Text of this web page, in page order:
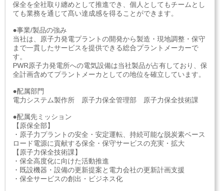
保全を全社取り纏めとして推進でき、個人としてもチームとし
ても業務を通じて髙い達成感を得ることができます。
●事業/製品の強み
当社は、原子力発電プラントの開発から製造・現地調整・保守
まで一貫したサービスを提供できる総合プラントメーカーで
す。
PWR原子力発電所への電気設備は当社製品が占有しており、保
全計画含めてプラントメーカとしての地位を確立しています。
●配属部門
電力システム製作所 原子力保全管理部 原子力保全技術課
●配属先ミッション
【原保全部】
・原子力プラントの安全・安定運転、持続可能な脱炭素ベース
ロード電源に貢献する保全・保守サービスの充実・拡大
【原子力保全技術課】
・保全高度化に向けた活動推進
・既設機器・設備の更新提案と電力会社の更新計画支援
・保全サービスの創出・ビジネス化